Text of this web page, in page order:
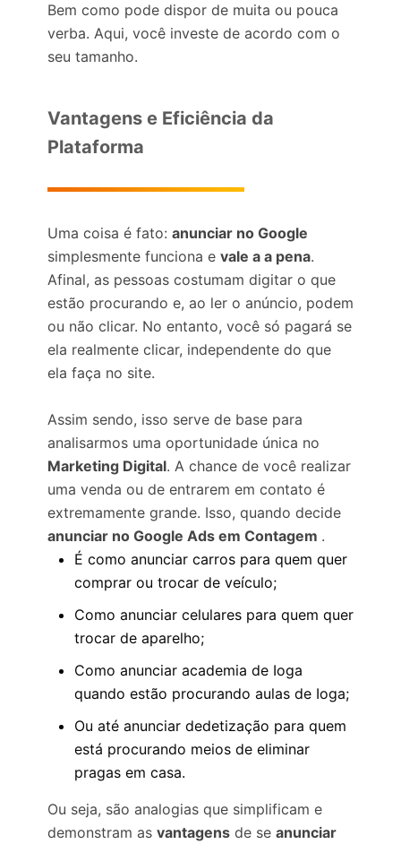
Bem como pode dispor de muita ou pouca
verba. Aqui, você investe de acordo com o
seu tamanho.
Vantagens e Eficiência da
Plataforma
Uma coisa é fato: anunciar no Google
simplesmente funciona e vale a a pena.
Afinal, as pessoas costumam digitar o que
estão procurando e, ao ler o anúncio, podem
ou não clicar. No entanto, você só pagará se
ela realmente clicar, independente do que
ela faça no site.
Assim sendo, isso serve de base para
analisarmos uma oportunidade única no
Marketing Digital. A chance de você realizar
uma venda ou de entrarem em contato é
extremamente grande. Isso, quando decide
anunciar no Google Ads em Contagem .
É como anunciar carros para quem quer
comprar ou trocar de veículo;
Como anunciar celulares para quem quer
trocar de aparelho;
Como anunciar academia de Ioga
quando estão procurando aulas de Ioga;
Ou até anunciar dedetização para quem
está procurando meios de eliminar
pragas em casa.
Ou seja, são analogias que simplificam e
demonstram as vantagens de se anunciar